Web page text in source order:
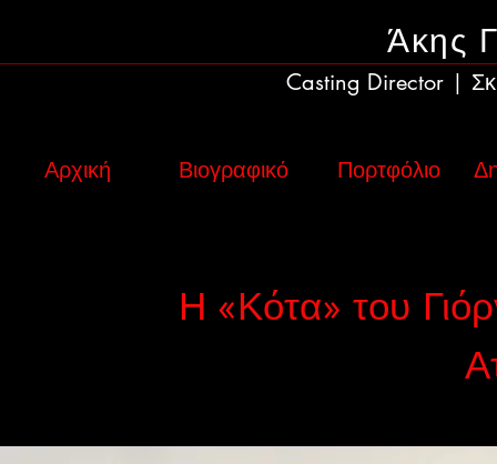
Άκης
Casting Director |
Αρχική Βιογραφικό Πορτφόλιο
Η «Κότα» του